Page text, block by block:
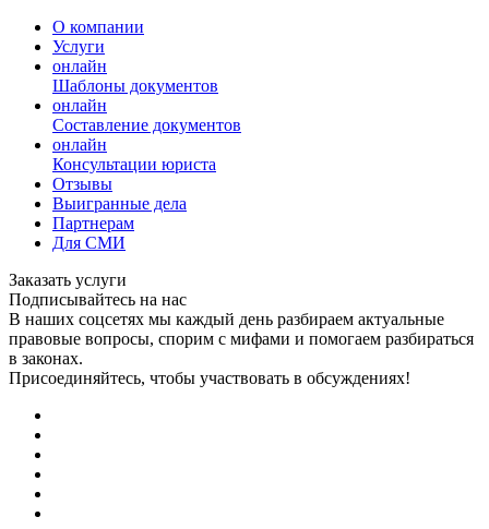
О компании
Услуги
онлайн
Шаблоны документов
онлайн
Составление документов
онлайн
Консультации юриста
Отзывы
Выигранные дела
Партнерам
Для СМИ
Заказать услуги
Подписывайтесь на нас
В наших соцсетях мы каждый день разбираем актуальные
правовые вопросы, спорим с мифами и помогаем разбираться
в законах.
Присоединяйтесь, чтобы участвовать в обсуждениях!